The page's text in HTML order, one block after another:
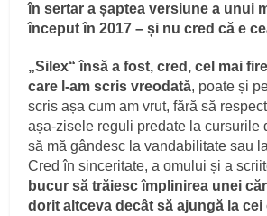
în sertar a șaptea versiune a unui
început în 2017 – și nu cred că e
„Silex“ însă a fost, cred, cel mai
care l-am scris vreodată, poate și
scris așa cum am vrut, fără să
așa-zisele reguli predate la cursurile
să mă gândesc la vandabilitate sau
Cred în sinceritate, a omului și a
bucur să trăiesc împlinirea unei
dorit altceva decât să ajungă la cei